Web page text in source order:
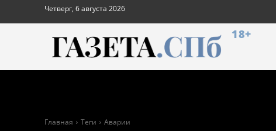
Четверг, 6 августа 2026
18+
Главная Теги Аварии